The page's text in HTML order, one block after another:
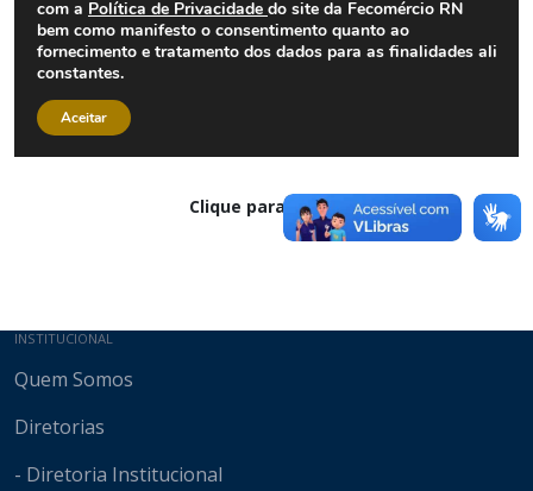
Clique para baixar
Mapa do site
INSTITUCIONAL
Quem Somos
Diretorias
- Diretoria Institucional